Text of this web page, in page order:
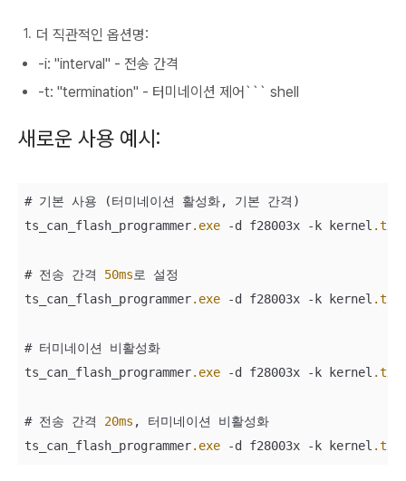
더 직관적인 옵션명:
-i: "interval" - 전송 간격
-t: "termination" - 터미네이션 제어``` shell
새로운 사용 예시:
# 기본 사용 (터미네이션 활성화, 기본 간격)
ts_can_flash_programmer.exe -d f28003x -k kernel .txt
# 전송 간격 50ms로 설정
ts_can_flash_programmer.exe -d f28003x -k kernel .txt
# 터미네이션 비활성화
ts_can_flash_programmer.exe -d f28003x -k kernel .txt
# 전송 간격 20ms , 터미네이션 비활성화
ts_can_flash_programmer.exe -d f28003x -k kernel .txt